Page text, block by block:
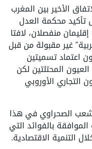
الأخير بين المغرب
تأكيد محكمة العدل
منفصلان، لافتا
غير مقبولة من قبل
اعتماد تسميتين
المحتلتين لكن
التجاري الأوروبي
الصحراوي في هذا
بالفوائد التي
التنمية الاقتصادية.